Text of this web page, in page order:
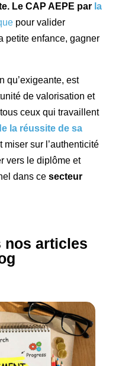
Le CAP AEPE par la
pour valider
petite enfance, gagner
qu’exigeante, est
de valorisation et
ceux qui travaillent
la réussite de sa
miser sur l’authenticité
vers le diplôme et
dans ce secteur
nos articles